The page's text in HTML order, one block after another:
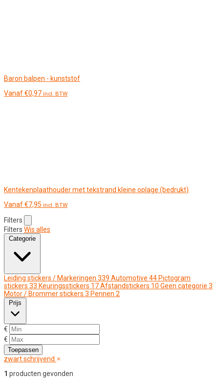
Baron balpen - kunststof
Vanaf€0,97 incl. BTW
Kentekenplaathouder met tekstrand kleine oplage (bedrukt)
Vanaf€7,95 incl. BTW
Filters
Filters Wis alles
Categorie
Leiding stickers / Markeringen 339 Automotive 44 Pictogram
stickers 33 Keuringsstickers 17Afstandstickers 10 Geen categorie 3
Motor / Brommer stickers 3 Pennen 2
Prijs
€
€
Toepassen
zwart schrijvend
1 producten gevonden